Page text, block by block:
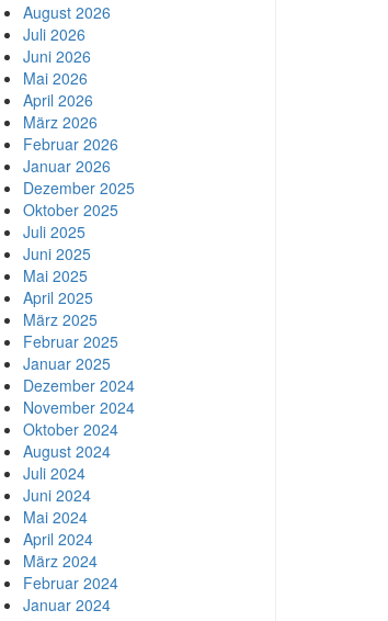
August 2026
Juli 2026
Juni 2026
Mai 2026
April 2026
März 2026
Februar 2026
Januar 2026
Dezember 2025
Oktober 2025
Juli 2025
Juni 2025
Mai 2025
April 2025
März 2025
Februar 2025
Januar 2025
Dezember 2024
November 2024
Oktober 2024
August 2024
Juli 2024
Juni 2024
Mai 2024
April 2024
März 2024
Februar 2024
Januar 2024